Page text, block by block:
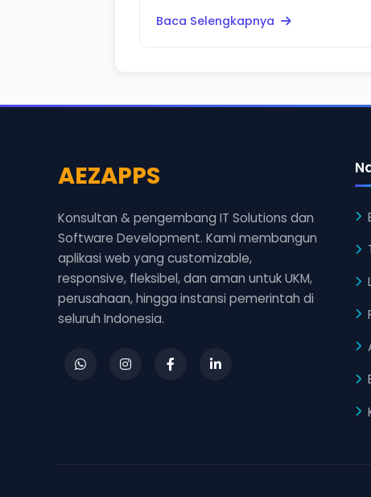
Baca Selengkapnya
AEZAPPS
Konsultan & pengembang IT Solutions dan
Software Development. Kami membangun
aplikasi web yang customizable,
responsive, fleksibel, dan aman untuk UKM,
perusahaan, hingga instansi pemerintah di
seluruh Indonesia.